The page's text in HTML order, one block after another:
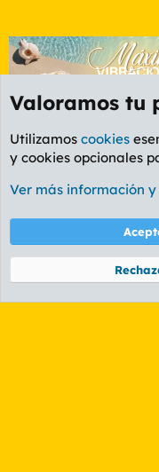
Etiquetas
Cookies
PL
Términos
Community platform by
Valoramos tu
Utilizamos cookies
y cookies opcionales
Ver más información